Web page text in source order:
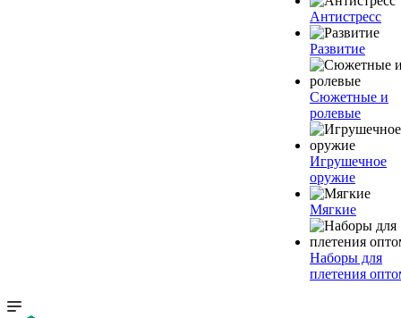
Антистресс
Развитие
Сюжетные и
ролевые
Игрушечное
оружие
Мягкие
Наборы для
плетения